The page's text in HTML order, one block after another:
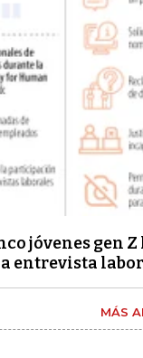
jóvenes gen
entrevista
MÁS